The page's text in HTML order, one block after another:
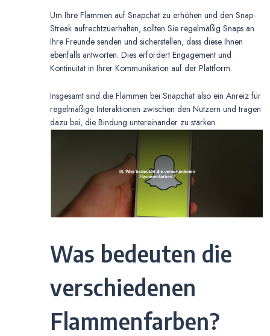
Um Ihre Flammen auf Snapchat zu erhöhen und den Snap-
Streak aufrechtzuerhalten, sollten Sie regelmäßig Snaps an
Ihre Freunde senden und sicherstellen, dass diese Ihnen
ebenfalls antworten. Dies erfordert Engagement und
Kontinuität in Ihrer Kommunikation auf der Plattform.
Insgesamt sind die Flammen bei Snapchat also ein Anreiz für
regelmäßige Interaktionen zwischen den Nutzern und tragen
dazu bei, die Bindung untereinander zu stärken.
Was bedeuten die
verschiedenen
Flammenfarben?